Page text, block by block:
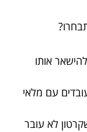
אותו
עם מלאי
לא עובר